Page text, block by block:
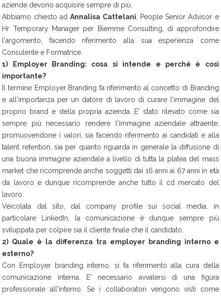
aziende devono acquisire sempre di più.
Abbiamo chiesto adAnnalisa Cattelani , People Senior Advisor e
Hr Temporary Manager per Biemme Consulting, di approfondire
l'argomento, facendo riferimento alla sua esperienza come
Consulente e Formatrice.
1) Employer Branding: cosa si intende e perché è così
importante?
Il termine Employer Branding fa riferimento al concetto di Branding
e all'importanza per un datore di lavoro di curare l'immagine del
proprio brand e della propria azienda. E' stato rilevato come sia
sempre più necessario rendere l'immagine aziendale attraente,
promuovendone i valori, sia facendo riferimento ai candidati e alla
talent retention, sia per quanto riguarda in generale la diffusione di
una buona immagine aziendale a livello di tutta la platea del mass
market che ricomprende anche soggetti dai 16 anni ai 67 anni in età
da lavoro e dunque ricomprende anche tutto il cd mercato del
lavoro.
Veicolata dal sito, dal company profile sui social media, in
particolare LinkedIn, la comunicazione è dunque sempre più
sviluppata per colpire sia il cliente finale che il candidato.
2) Quale è la differenza tra employer branding interno e
esterno?
Con Employer branding interno, si fa riferimento alla cura della
comunicazione interna. E' necessario avvalersi di una figura
professionale all'interno. Se i collaboratori vengono visti come